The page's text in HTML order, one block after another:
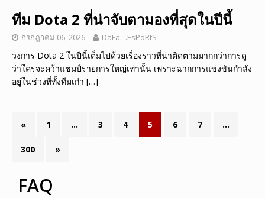
ทีม Dota 2 ที่น่าจับตามองที่สุดในปีนี้
กรกฎาคม 06, 2026 DaFa._.EsPoRtS
วงการ Dota 2 ในปีนี้เต็มไปด้วยเรื่องราวที่น่าติดตามมากกว่าการดู
ว่าใครจะคว้าแชมป์รายการใหญ่เท่านั้น เพราะฉากการแข่งขันกำลัง
อยู่ในช่วงที่ทั้งทีมเก๋า […]
« 1 … 3 4 5 6 7 …
300 »
FAQ